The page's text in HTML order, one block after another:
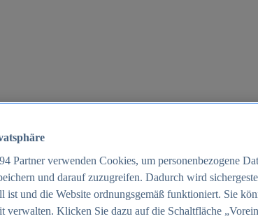
Partner verwenden Cookies, um personenbezogene
und darauf zuzugreifen. Dadurch wird
ist und die Website ordnungsgemäß funktioniert. Sie
verwalten. Klicken Sie dazu auf die Schaltfläche